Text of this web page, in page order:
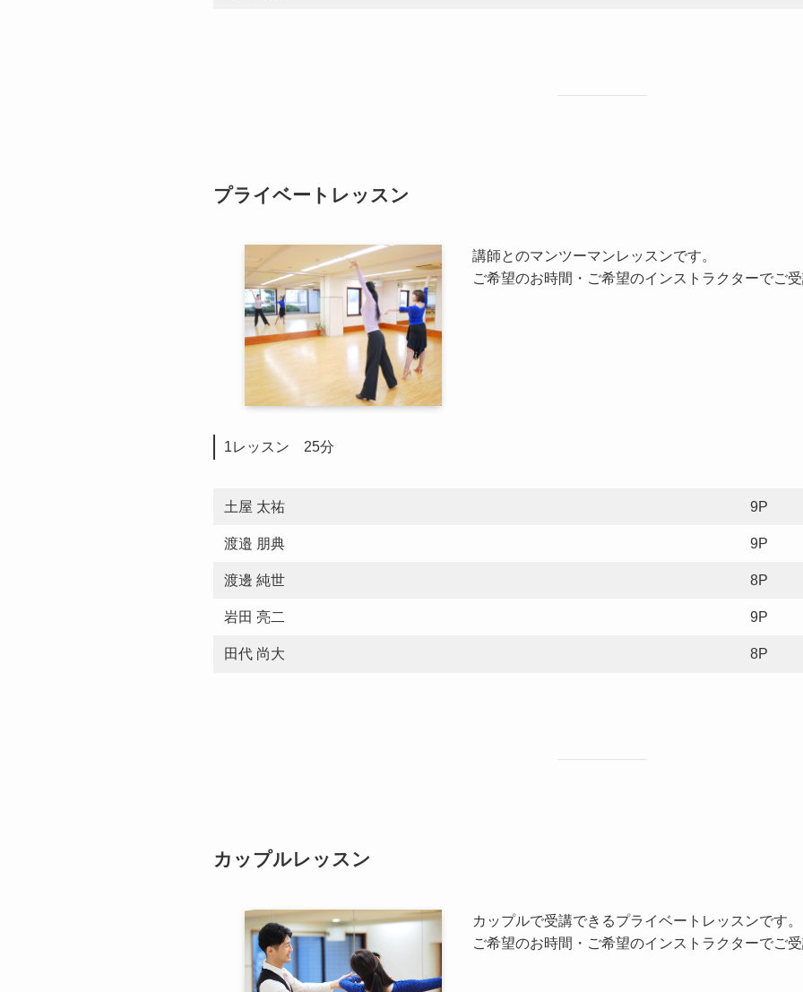
プライベートレッスン
講師とのマンツーマンレッスンです。
ご希望のお時間・ご希望のインストラクターでご受
1レッスン 25分
土屋 太祐 9P
渡邉 朋典 9P
渡邊 純世 8P
岩田 亮二 9P
田代 尚大 8P
カップルレッスン
カップルで受講できるプライベートレッスンです。
ご希望のお時間・ご希望のインストラクターでご受